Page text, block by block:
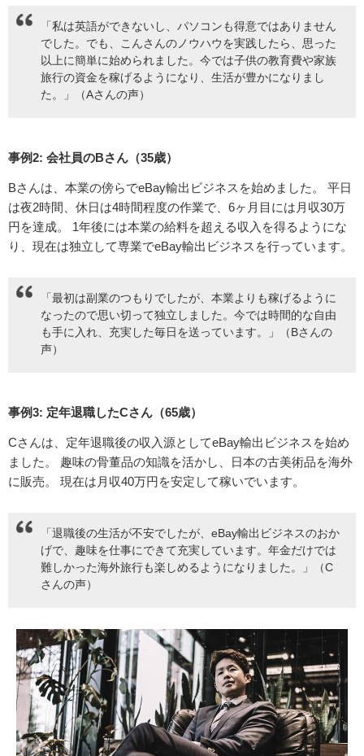
「私は英語ができないし、パソコンも得意ではありません
でした。でも、こんさんのノウハウを実践したら、思った
以上に簡単に始められました。今では子供の教育費や家族
旅行の資金を稼げるようになり、生活が豊かになりまし
た。」（Aさんの声）
事例2: 会社員のBさん（35歳）
Bさんは、本業の傍らでeBay輸出ビジネスを始めました。 平日
は夜2時間、休日は4時間程度の作業で、6ヶ月目には月収30万
円を達成。 1年後には本業の給料を超える収入を得るようにな
り、現在は独立して専業でeBay輸出ビジネスを行っています。
「最初は副業のつもりでしたが、本業よりも稼げるように
なったので思い切って独立しました。今では時間的な自由
も手に入れ、充実した毎日を送っています。」（Bさんの
声）
事例3: 定年退職したCさん（65歳）
Cさんは、定年退職後の収入源としてeBay輸出ビジネスを始め
ました。 趣味の骨董品の知識を活かし、日本の古美術品を海外
に販売。 現在は月収40万円を安定して稼いでいます。
「退職後の生活が不安でしたが、eBay輸出ビジネスのおか
げで、趣味を仕事にできて充実しています。年金だけでは
難しかった海外旅行も楽しめるようになりました。」（C
さんの声）